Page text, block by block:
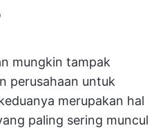
mungkin tampak
perusahaan untuk
merupakan hal
paling sering muncul